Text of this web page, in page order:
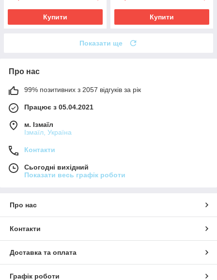
Купити Купити
Показати ще
Про нас
99% позитивних з 2057 відгуків за рік
Працює з 05.04.2021
м. Ізмаїл
Ізмаїл, Україна
Контакти
Сьогодні вихідний
Показати весь графік роботи
Про нас
Контакти
Доставка та оплата
Графік роботи